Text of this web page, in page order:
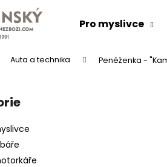
Pro myslivce
Auta a technika Peněženka -